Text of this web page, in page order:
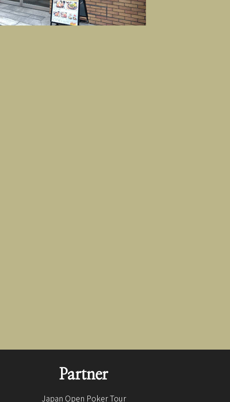
Partner
Japan Open Poker Tour